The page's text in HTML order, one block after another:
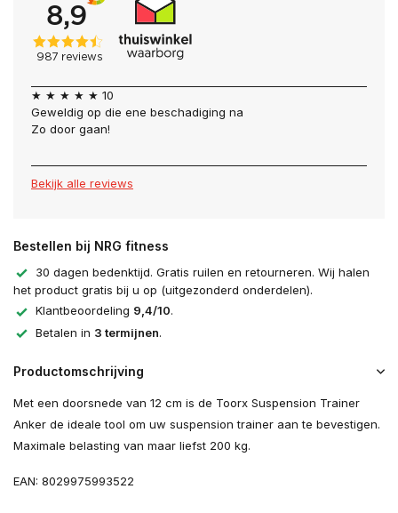
★ ★ ★ ★ ★ 10
Geweldig op die ene beschadiging na
Zo door gaan!
Bekijk alle reviews
Bestellen bij NRG fitness
30 dagen bedenktijd. Gratis ruilen en retourneren. Wij halen
het product gratis bij u op (uitgezonderd onderdelen).
Klantbeoordeling 9,4/10.
Betalen in 3 termijnen.
Productomschrijving
Met een doorsnede van 12 cm is de Toorx Suspension Trainer
Anker de ideale tool om uw suspension trainer aan te bevestigen.
Maximale belasting van maar liefst 200 kg.
EAN: 8029975993522